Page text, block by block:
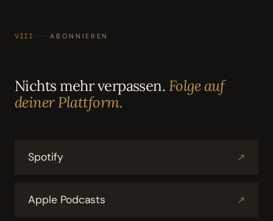
VIII ABONNIEREN
Nichts mehr verpassen. Folge auf
deiner Plattform.
Spotify ↗
Apple Podcasts ↗